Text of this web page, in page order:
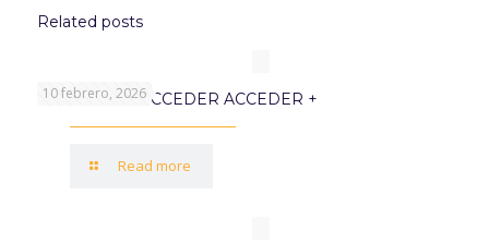
Related posts
10 febrero, 2026
PROGRAMA ACCEDER ACCEDER +
Read more